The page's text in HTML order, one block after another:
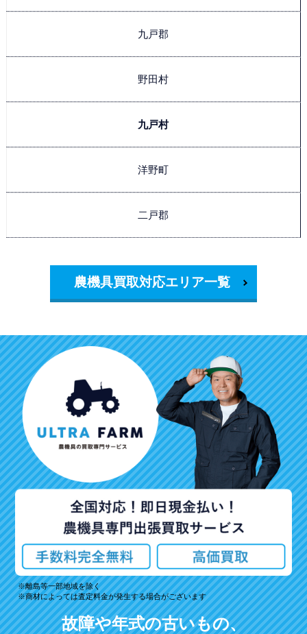
九戸郡
野田村
九戸村
洋野町
二戸郡
農機具買取対応エリア一覧
離島等一部地域を除く
商材によっては査定料金が発生する場合がございます
故障や年式の古いもの、